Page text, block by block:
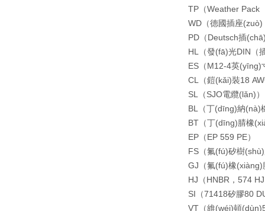
TP（Weather Pack
WD（德國插座
PD（Deutsch插
HL（發(fā)光DIN（
ES（M12-4英(yīng)
CL（鎧(kǎi)裝18
SL（SJO電纜(lǎn)）
BL（丁(dīng)納(nà)
BT（丁(dīng)腈橡
EP（EP 559 PE）
FS（氟(fú)矽樹
GJ（氟(fú)橡
HJ（HNBR，574
SI（71418矽膠80
VT（維(wéi)頓